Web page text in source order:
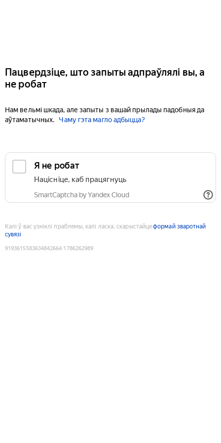
Пацвердзіце, што запыты адпраўлялі вы, а
не робат
Нам вельмі шкада, але запыты з вашай прылады падобныя да
аўтаматычных.
Чаму гэта магло адбыцца?
Я не робат
Націсніце, каб працягнуць
SmartCaptcha by Yandex Cloud
Калі ў вас узніклі праблемы, калі ласка, скарыстайцеформай зваротнай
сувязі
9193615583634842664:1786262989